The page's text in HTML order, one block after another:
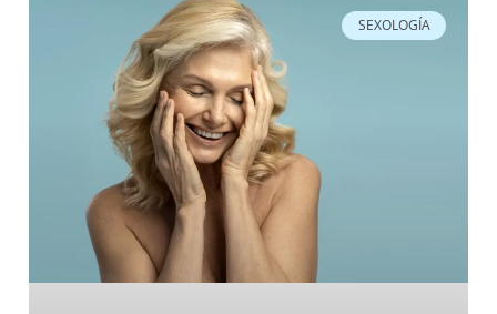
SEXOLOGÍA